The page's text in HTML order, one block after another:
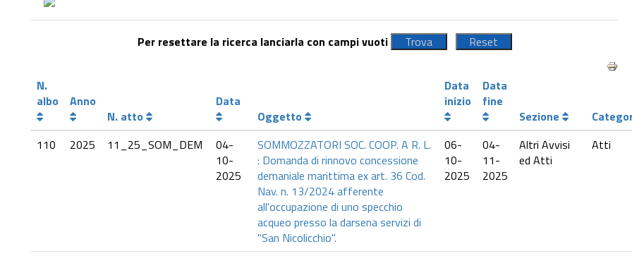
Per resettare la ricerca lanciarla con campi vuoti
N.
albo
Anno
N. atto
Data
Oggetto
Data
inizio
Data
fine
Sezione
110
2025 11_25_SOM_DEM
04-
10-
2025
SOMMOZZATORI SOC. COOP. A R. L.
: Domanda di rinnovo concessione
demaniale marittima ex art. 36 Cod.
Nav. n. 13/2024 afferente
all'occupazione di uno specchio
acqueo presso la darsena servizi di
"San Nicolicchio".
06-
10-
2025
04-
11-
2025
Altri Avvisi
ed Atti
Atti